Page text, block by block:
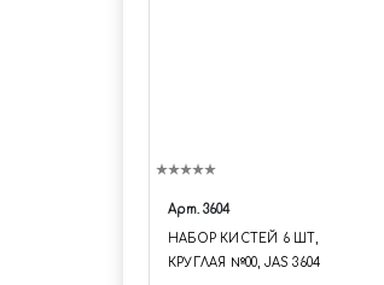
Арт. 3604
НАБОР КИСТЕЙ 6 ШТ,
КРУГЛАЯ №00, JAS 3604